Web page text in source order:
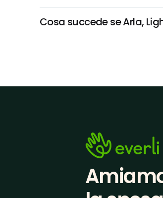
Cosa succede se Arla,